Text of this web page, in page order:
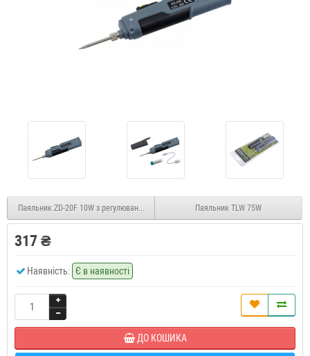
Паяльник ZD-20F 10W з регулюванням температури і блоком живлення (у
Паяльник TLW 75W
317 ₴
Наявність: Є в наявності
ДО КОШИКА